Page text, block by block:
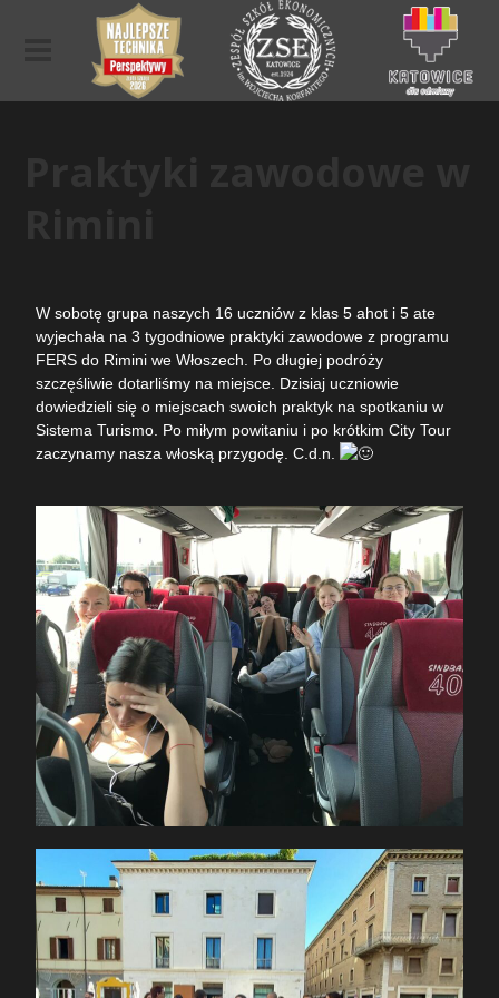
W sobotę grupa naszych 16 uczniów z klas 5 ahot i 5 ate
wyjechała na 3 tygodniowe praktyki zawodowe z programu
FERS do Rimini we Włoszech. Po długiej podróży
szczęśliwie dotarliśmy na miejsce. Dzisiaj uczniowie
dowiedzieli się o miejscach swoich praktyk na spotkaniu w
Sistema Turismo. Po miłym powitaniu i po krótkim City Tour
zaczynamy nasza włoską przygodę. C.d.n.